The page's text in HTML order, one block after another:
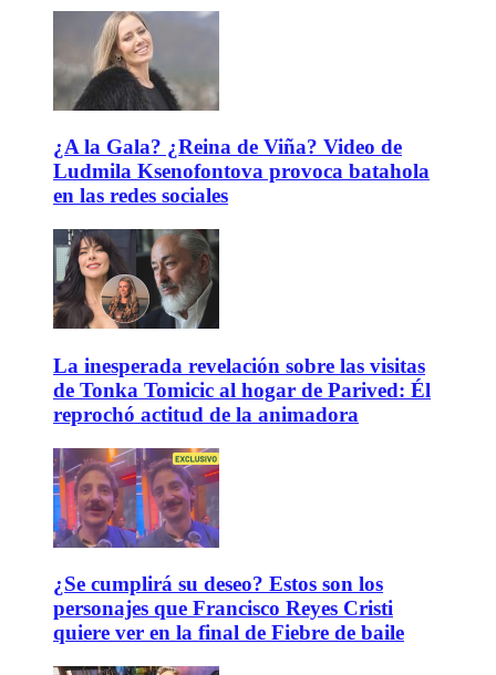
¿A la Gala? ¿Reina de Viña? Video de
Ludmila Ksenofontova provoca batahola
en las redes sociales
La inesperada revelación sobre las visitas
de Tonka Tomicic al hogar de Parived: Él
reprochó actitud de la animadora
¿Se cumplirá su deseo? Estos son los
personajes que Francisco Reyes Cristi
quiere ver en la final de Fiebre de baile